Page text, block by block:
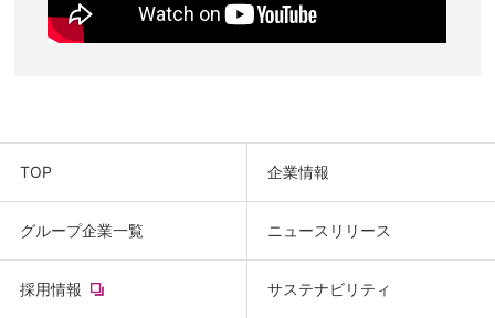
TOP 企業情報
グループ企業一覧 ニュースリリース
採用情報(new
サステナビリティ